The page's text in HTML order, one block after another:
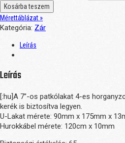
Kosárba teszem
Mérettáblázat »
Kategória: Zár
Leírás
Leírás
[:hu]A 7”-os patkólakat 4-es
kerék is biztosítva legyen.
U-Lakat mérete: 90mm x 175mm x
Hurokkábel mérete: 120cm x 10mm